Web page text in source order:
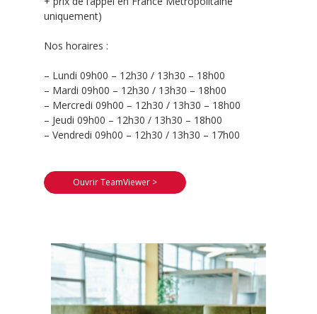
uniquement)
Nos horaires :
– Lundi 09h00 – 12h30 / 13h30 – 18h00
– Mardi 09h00 – 12h30 / 13h30 – 18h00
– Mercredi 09h00 – 12h30 / 13h30 – 18h00
– Jeudi 09h00 – 12h30 / 13h30 – 18h00
– Vendredi 09h00 – 12h30 / 13h30 – 17h00
Ouvrir TeamViewer >